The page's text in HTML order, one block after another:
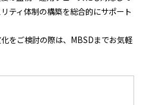
ティ体制の構築を総合的にサポート
をご検討の際は、MBSDまでお気軽